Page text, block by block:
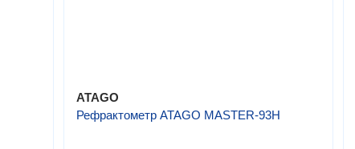
ATAGO
Рефрактометр ATAGO MASTER-93H